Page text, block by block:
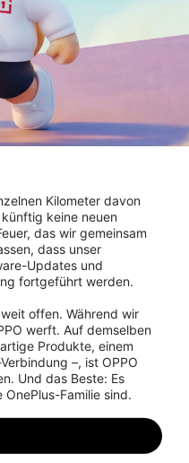
Kilometer davon
keine neuen
das wir gemeinsam
dass unser
Updates und
fortgeführt werden.
offen. Während wir
werft. Auf demselben
Produkte, einem
–, ist OPPO
Und das Beste: Es
Familie sind.